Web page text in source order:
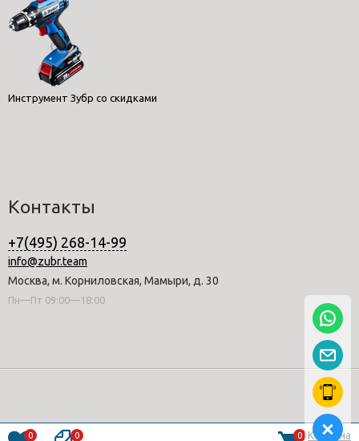
Инструмент Зубр со скидками
Контакты
+7(495) 268-14-99
info@zubr.team
Москва, м. Корниловская, Мамыри, д. 30
Пн—Пт 09:00—18:00
0 0 0 Корзина